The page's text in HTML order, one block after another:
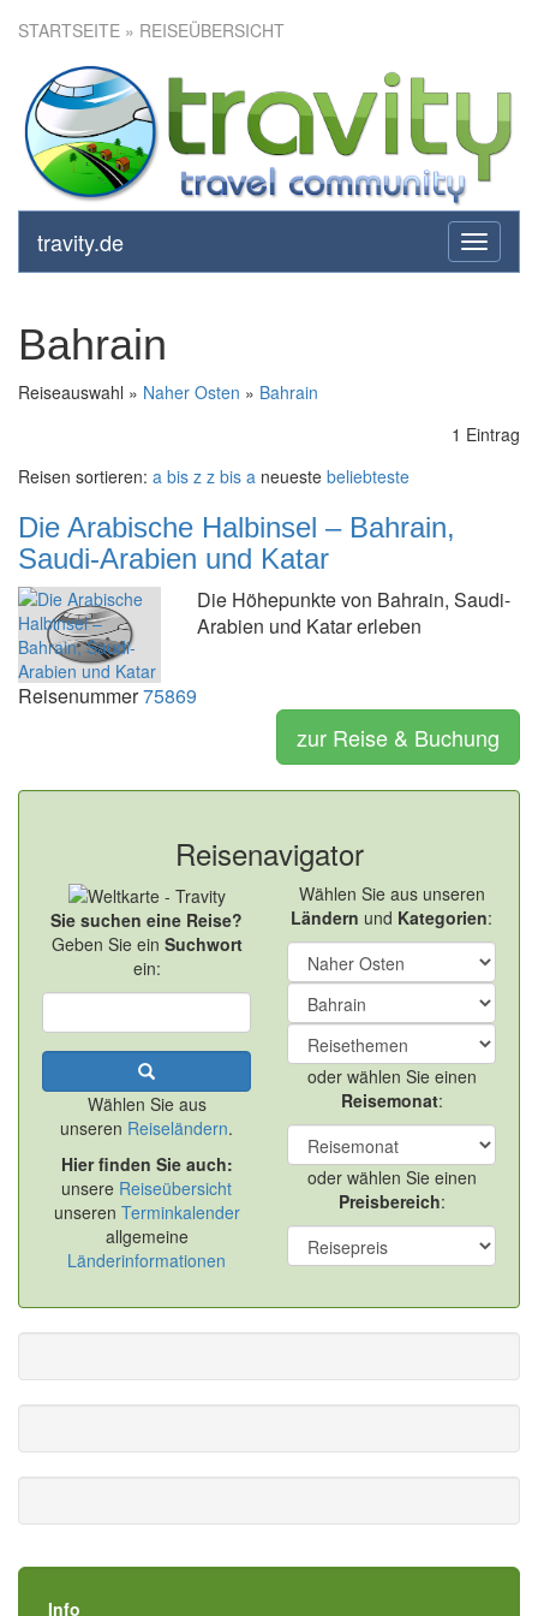
STARTSEITE » REISEÜBERSICHT
toggle
travity.de
Bahrain
Reiseauswahl » Naher Osten » Bahrain
1 Eintrag
Reisen sortieren: a bis z z bis a neueste beliebteste
Die Arabische Halbinsel – Bahrain,
Saudi-Arabien und Katar
Die Höhepunkte von Bahrain, Saudi-
Arabien und Katar erleben
Reisenummer75869
zur Reise & Buchung
Reisenavigator
Sie suchen eine Reise?
Geben Sie ein Suchwort
ein:
Wählen Sie aus
unseren Reiseländern.
Hier finden Sie auch:
unsere Reiseübersicht
unseren Terminkalender
allgemeine
Länderinformationen
Wählen Sie aus unseren
Ländern und Kategorien:
oder wählen Sie einen
Reisemonat:
oder wählen Sie einen
Preisbereich:
Info